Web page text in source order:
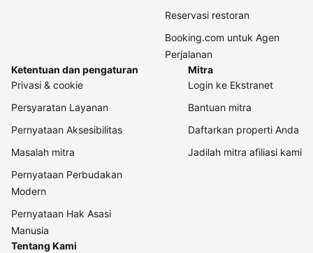
Reservasi restoran
Booking.com untuk Agen
Perjalanan
Ketentuan dan pengaturan
Privasi & cookie
Persyaratan Layanan
Pernyataan Aksesibilitas
Masalah mitra
Pernyataan Perbudakan
Modern
Pernyataan Hak Asasi
Manusia
Mitra
Login ke Ekstranet
Bantuan mitra
Daftarkan properti Anda
Jadilah mitra afiliasi kami
Tentang Kami